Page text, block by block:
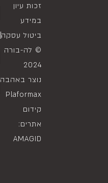
זכות עיון
במידע
ביטול עסקה
© לה-בורה
2024
נוצר באהבה
Plaformax
קידום
אתרים:
AMAGID